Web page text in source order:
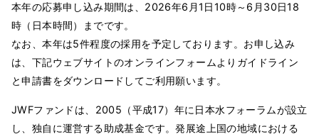
本年の応募申し込み期間は、2026年6月1日10時～6月30日18
時（日本時間）までです。
なお、本年は5件程度の採用を予定しております。お申し込み
は、下記ウェブサイトのオンラインフォームよりガイドライン
と申請書をダウンロードしてご利用願います。
JWFファンドは、2005（平成17）年に日本水フォーラムが設立
し、独自に運営する助成基金です。発展途上国の地域における